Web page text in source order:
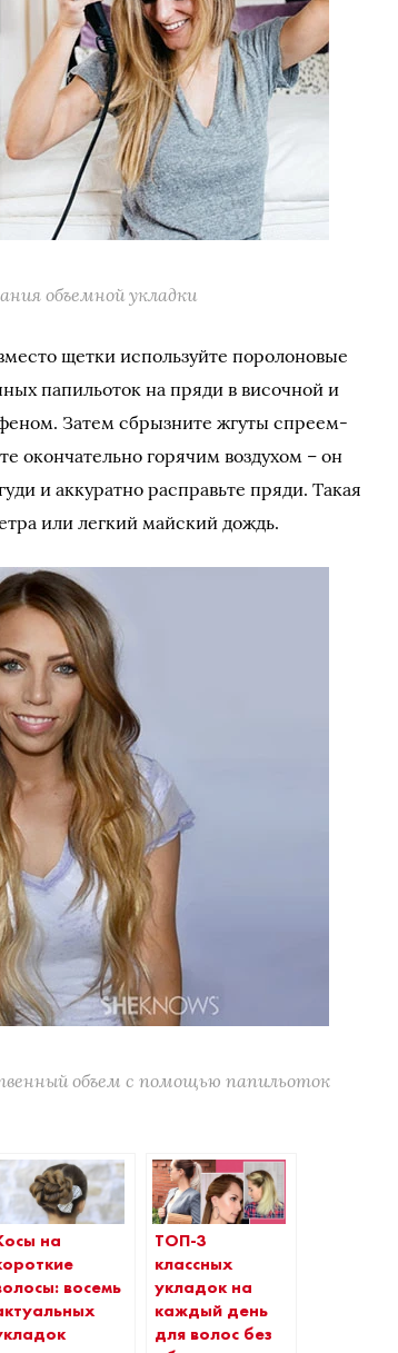
объемной укладки
щетки используйте поролоновые
папильоток на пряди в височной и
Затем сбрызните жгуты спреем-
окончательно горячим воздухом – он
и аккуратно расправьте пряди. Такая
или легкий майский дождь.
объем с помощью папильоток
на
восемь
ТОП-3
классных
укладок на
каждый день
для волос без